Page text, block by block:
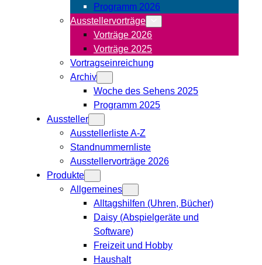
Programm 2026
Ausstellervorträge
Vorträge 2026
Vorträge 2025
Vortragseinreichung
Archiv
Woche des Sehens 2025
Programm 2025
Aussteller
Ausstellerliste A-Z
Standnummernliste
Ausstellervorträge 2026
Produkte
Allgemeines
Alltagshilfen (Uhren, Bücher)
Daisy (Abspielgeräte und
Software)
Freizeit und Hobby
Haushalt